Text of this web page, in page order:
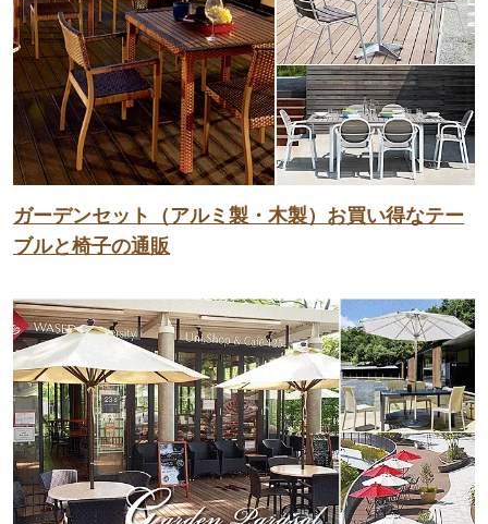
ガーデンセット（アルミ製・木製）お買い得なテー
ブルと椅子の通販